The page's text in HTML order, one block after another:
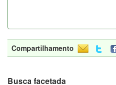
Compartilhamento
Busca facetada